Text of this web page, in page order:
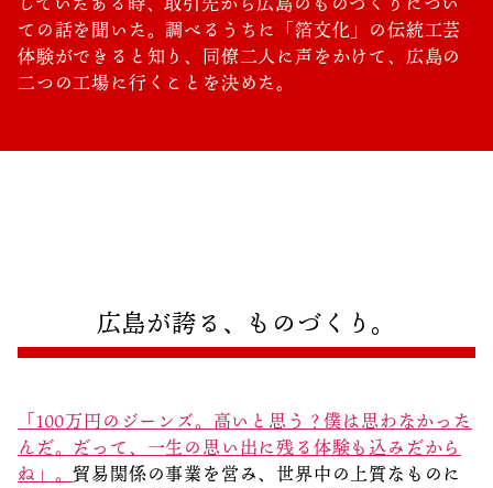
歴史・文化
癒し
山口県東部
弾丸
半日
島根県
手荷物預かり・配送サービス
広島おもてなしパス
ユニバーサルツーリズム
ガイドブック
よくあるご質問
事業者・学校関係者の皆さま
ての話を聞いた。調べるうちに「箔文化」の伝統工芸
体験ができると知り、同僚二人に声をかけて、広島の
二つの工場に行くことを決めた。
広島が誇る、ものづくり。
「100万円のジーンズ。高いと思う？僕は思わなかった
んだ。だって、一生の思い出に残る体験も込みだから
ね」。貿易関係の事業を営み、世界中の上質なものに